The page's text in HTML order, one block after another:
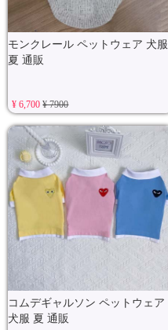
モンクレール ペットウェア 犬服
夏 通販
¥ 6,700¥ 7900
コムデギャルソン ペットウェア
犬服 夏 通販